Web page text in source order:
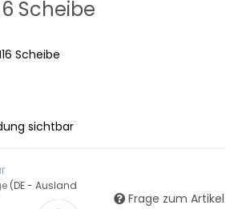
Scheibe
Scheibe
sichtbar
(DE - Ausland
Frage zum Artikel